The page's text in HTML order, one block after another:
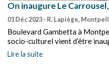
On inaugure Le
01 Déc 2023- R. Lapiège,
Boulevard Gambetta à
socio-culturel vient d’être
Lire la suite